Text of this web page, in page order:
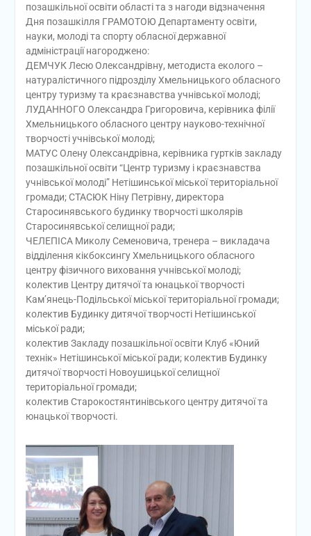
позашкільної освіти області та з нагоди відзначення
Дня позашкілля ГРАМОТОЮ Департаменту освіти,
науки, молоді та спорту обласної державної
адміністрації нагороджено:
ДЕМЧУК Лесю Олександрівну, методиста еколого –
натуралістичного підрозділу Хмельницького обласного
центру туризму та краєзнавства учнівської молоді;
ЛУДАННОГО Олександра Григоровича, керівника філії
Хмельницького обласного центру науково-технічної
творчості учнівської молоді;
МАТУС Олену Олександрівна, керівника гуртків закладу
позашкільної освіти “Центр туризму і краєзнавства
учнівської молоді” Нетішинської міської територіальної
громади; СТАСЮК Ніну Петрівну, директора
Старосинявського будинку творчості школярів
Старосинявської селищної ради;
ЧЕЛЕПІСА Миколу Семеновича, тренера – викладача
відділення кікбоксингу Хмельницького обласного
центру фізичного виховання учнівської молоді;
колектив Центру дитячої та юнацької творчості
Кам’янець-Подільської міської територіальної громади;
колектив Будинку дитячої творчості Нетішинської
міської ради;
колектив Закладу позашкільної освіти Клуб «Юний
технік» Нетішинської міської ради; колектив Будинку
дитячої творчості Новоушицької селищної
територіальної громади;
колектив Старокостянтинівського центру дитячої та
юнацької творчості.